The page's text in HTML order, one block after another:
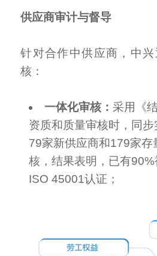
供应商审计与督导
针对合作中供应商，中
核：
一体化审核： 采用《
资质和质量审核时，同
79家新供应商和179家
核，结果表明，已有
ISO 45001认证；